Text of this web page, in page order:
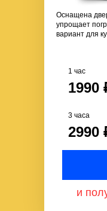
Оснащена
упрощает
вариант для
1990
2990
3 часа
и
1 час